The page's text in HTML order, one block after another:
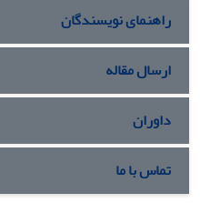
درک این داستان‌ها بدون
دشوار و ناممکن است.
راهنمای نویسندگان
ارسال مقاله
داوران
تماس با ما